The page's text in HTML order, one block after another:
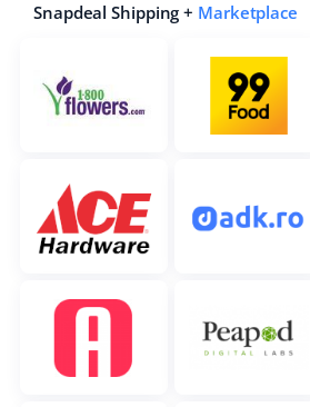
Snapdeal Shipping + Marketplace